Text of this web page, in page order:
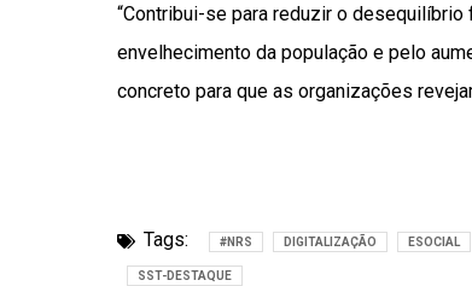
“Contribui-se para reduzir o
envelhecimento da população e pelo
concreto para que as organizações
Tags: #NRS DIGITALIZAÇÃO ESOCIAL
SST-DESTAQUE